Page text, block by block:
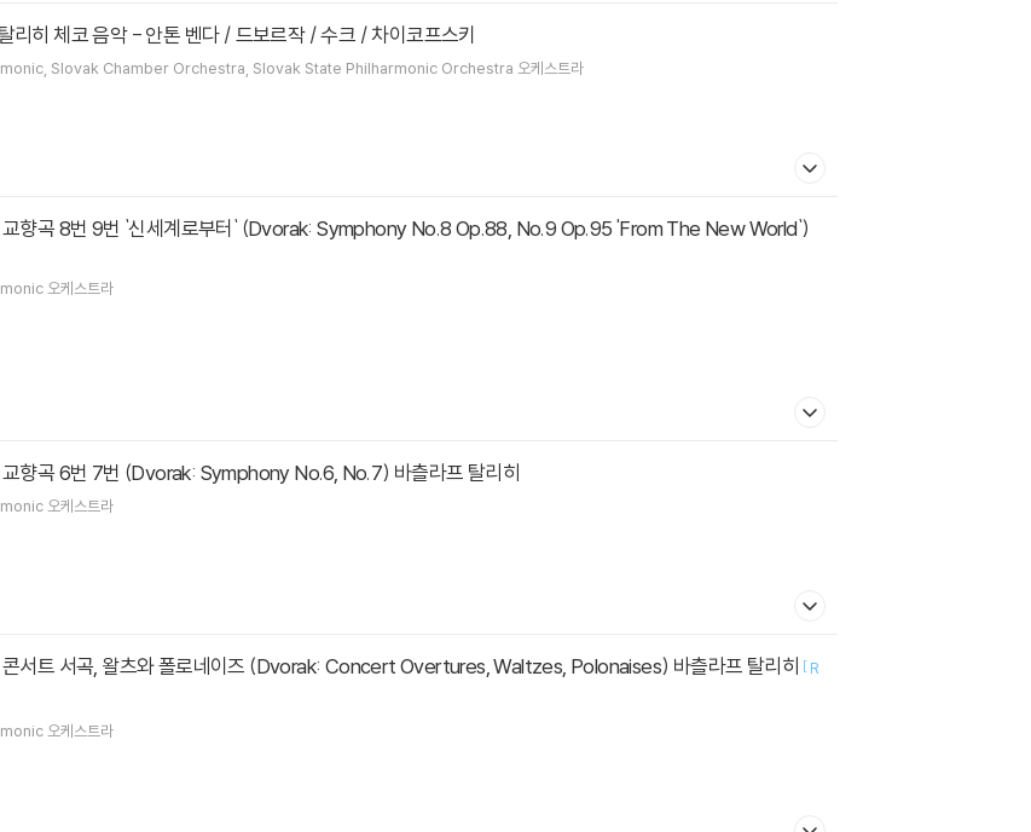
리히 체코 음악 - 안톤 벤다 / 드보르작 / 수크 / 차이코프스키
Slovak Chamber Orchestra Slovak State Philharmonic Orchestra 오케스트라
오케스트라
향곡 6번 7번 (Dvorak: Symphony No.6, No.7) 바츨라프 탈리히
오케스트라
서트 서곡, 왈츠와 폴로네이즈 (Dvorak: Concert Overtures, Waltzes, Polonaises) 바츨라프 탈리히 [ R
오케스트라